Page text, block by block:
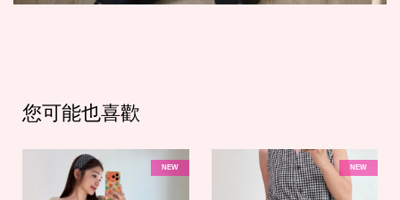
您可能也喜歡
NEW NEW